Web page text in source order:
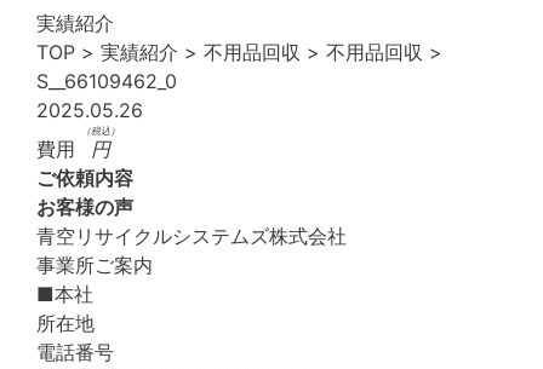
実績紹介
TOP > 実績紹介 > 不用品回収 > 不用品回収 >
S__66109462_0
2025.05.26
費用
円
（税込）
ご依頼内容
お客様の声
青空リサイクルシステムズ株式会社
事業所ご案内
■本社
所在地
電話番号